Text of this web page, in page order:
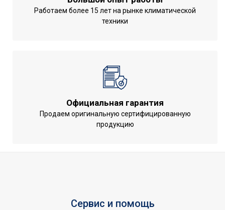
Работаем более 15 лет на рынке климатической
техники
Официальная гарантия
Продаем оригинальную сертифицированную
продукцию
Сервис и помощь